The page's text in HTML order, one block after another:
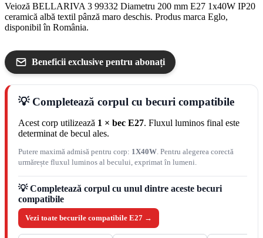
Veioză BELLARIVA 3 99332 Diametru 200 mm E27 1x40W IP20
ceramică albă textil pânză maro deschis. Produs marca Eglo,
disponibil în România.
Beneficii exclusive pentru abonați
💡 Completează corpul cu becuri compatibile
Acest corp utilizează 1 × bec E27. Fluxul luminos final este
determinat de becul ales.
Putere maximă admisă pentru corp: 1X40W . Pentru alegerea corectă
urmărește fluxul luminos al becului, exprimat în lumeni.
💡 Completează corpul cu unul dintre aceste becuri
compatibile
Vezi toate becurile compatibile E27 →